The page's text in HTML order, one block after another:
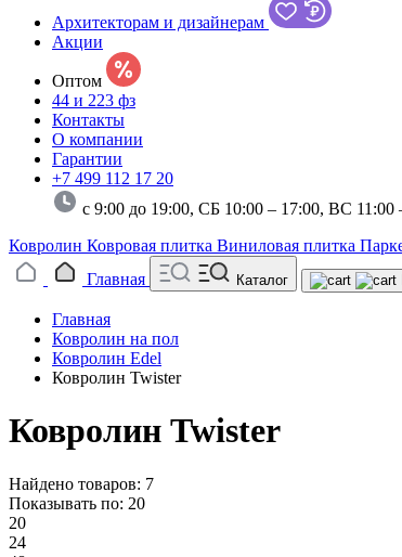
Архитекторам и дизайнерам
Акции
Оптом
44 и 223 фз
Контакты
О компании
Гарантии
+7 499 112 17 20
с 9:00 до 19:00, СБ 10:00 – 17:00, ВС 11:00
Ковролин Ковровая плитка Виниловая плитка
Главная
Каталог
Главная
Ковролин на пол
Ковролин Edel
Ковролин Twister
Ковролин Twister
Найдено товаров: 7
Показывать по: 20
20
24